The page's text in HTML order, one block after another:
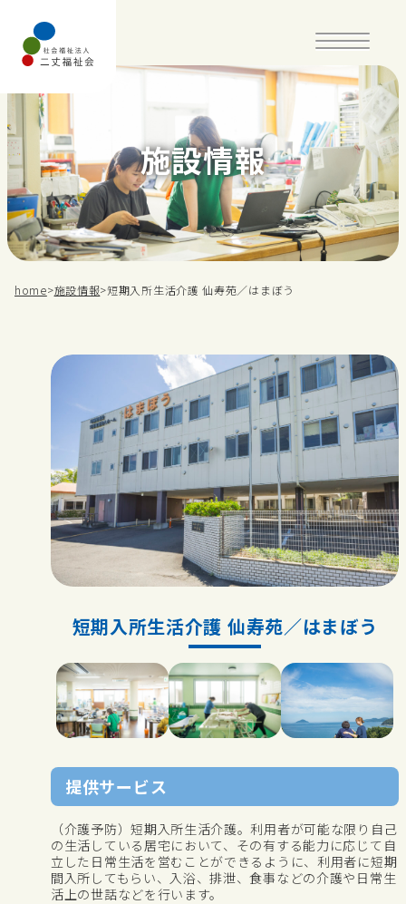
二丈福祉会について
施設情報
採用情報
お問い合わせ
施設情報
home>施設情報>短期入所生活介護 仙寿苑／はまぼう
短期入所生活介護 仙寿苑／はまぼう
提供サービス
（介護予防）短期入所生活介護。利用者が可能な限り自己
の生活している居宅において、その有する能力に応じて自
立した日常生活を営むことができるように、利用者に短期
間入所してもらい、入浴、排泄、食事などの介護や日常生
活上の世話などを行います。